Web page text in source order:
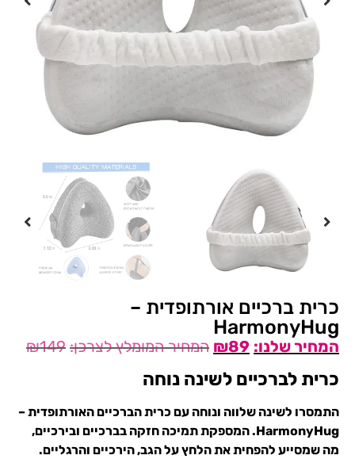
כרית ברכיים אורתופדית –
HarmonyHug
₪149 ₪89
כרית לברכיים לשינה נוחה
התמסרו לשינה שלווה ונוחה עם כרית הברכיים האורתופדית –
HarmonyHug. המספקת תמיכה חזקה בברכיים ובירכיים,
מה שמסייע להפחית את הלחץ על הגב, הירכיים והרגליים.